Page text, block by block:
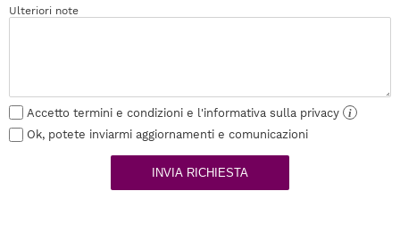
Ulteriori note
Accetto termini e condizioni e l'informativa sulla privacy
i
Ok, potete inviarmi aggiornamenti e comunicazioni
INVIA RICHIESTA